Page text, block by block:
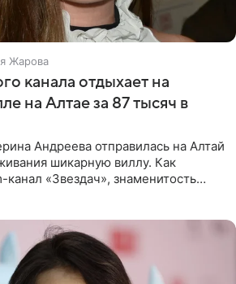
Жарова
канала отдыхает на
на Алтае за 87 тысяч в
Андреева отправилась на Алтай
шикарную виллу. Как
«Звездач», знаменитость